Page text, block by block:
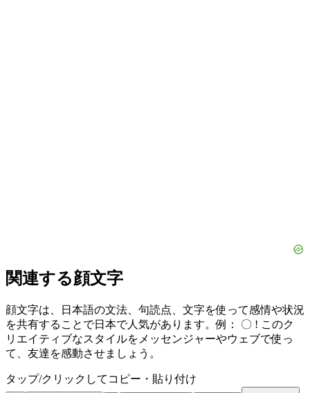
関連する顔文字
顔文字は、日本語の文法、句読点、文字を使って感情や状況
を共有することで日本で人気があります。例： 〇 ! このク
リエイティブなスタイルをメッセンジャーやウェブで使っ
て、友達を感動させましょう。
タップ/クリックしてコピー・貼り付け